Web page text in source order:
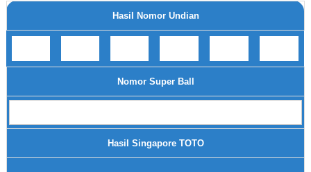
Hasil Nomor Undian
Nomor Super Ball
Hasil Singapore TOTO